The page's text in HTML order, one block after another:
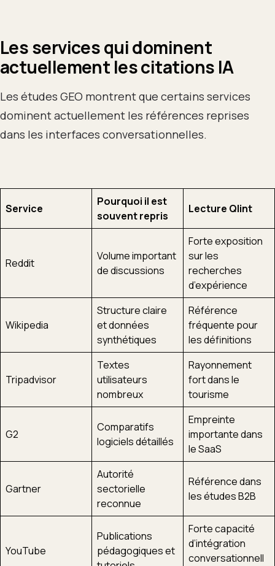
Les services qui dominent
actuellement les citations IA
Les études GEO montrent que certains services
dominent actuellement les références reprises
dans les interfaces conversationnelles.
Service
Pourquoi il est
souvent repris
Lecture Qlint
Reddit
Volume important
de discussions
Forte exposition
sur les
recherches
d’expérience
Wikipedia
Structure claire
et données
synthétiques
Référence
fréquente pour
les définitions
Tripadvisor
Textes
utilisateurs
nombreux
Rayonnement
fort dans le
tourisme
G2
Comparatifs
logiciels détaillés
Empreinte
importante dans
le SaaS
Gartner
Autorité
sectorielle
reconnue
Référence dans
les études B2B
YouTube
Publications
pédagogiques et
Forte capacité
d’intégration
conversationnell